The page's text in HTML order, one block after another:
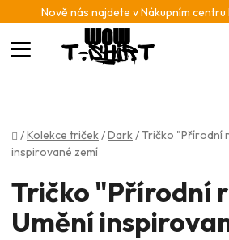
Nově nás najdete v Nákupním
Domů
/Kolekce triček/Dark/Tričko "Přírodní
inspirované zemí
Tričko "Přírodní
Umění